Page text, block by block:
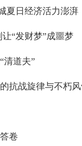
夏日经济活力澎湃
“发财梦”成噩梦
清道夫”
抗战旋律与不朽
卷